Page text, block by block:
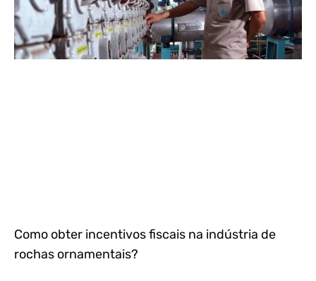
Como obter incentivos fiscais na indústria de
rochas ornamentais?